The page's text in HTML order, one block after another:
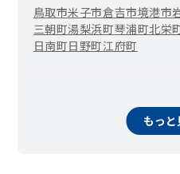
鳥取市米子市倉吉市境港市
三朝町湯梨浜町琴浦町北栄
日南町日野町江府町
もっと